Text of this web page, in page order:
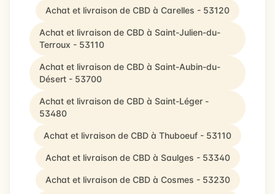
Achat et livraison de CBD à Carelles - 53120
Achat et livraison de CBD à Saint-Julien-du-
Terroux - 53110
Achat et livraison de CBD à Saint-Aubin-du-
Désert - 53700
Achat et livraison de CBD à Saint-Léger -
53480
Achat et livraison de CBD à Thuboeuf - 53110
Achat et livraison de CBD à Saulges - 53340
Achat et livraison de CBD à Cosmes - 53230